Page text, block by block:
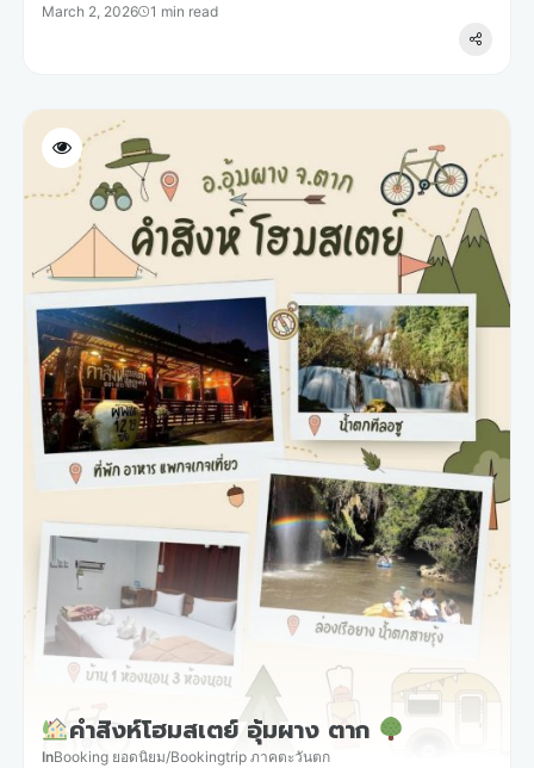
March 2, 2026
1 min read
คำสิงห์โฮมสเตย์ อุ้มผาง ตาก
InBooking ยอดนิยม/Bookingtrip ภาคตะวันตก